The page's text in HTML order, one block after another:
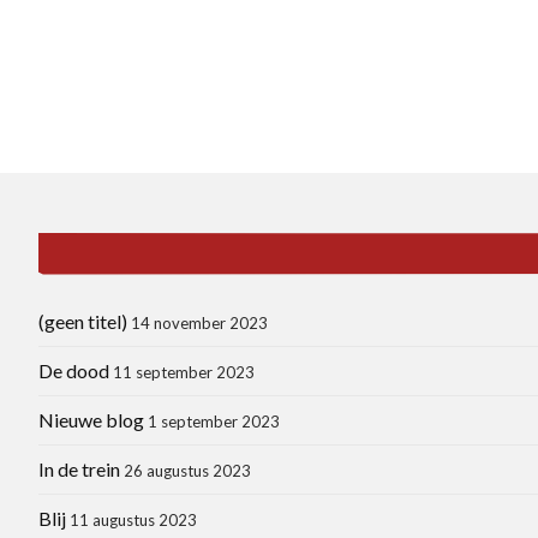
(geen titel) 14 november 2023
De dood 11 september 2023
Nieuwe blog 1 september 2023
In de trein 26 augustus 2023
Blij 11 augustus 2023